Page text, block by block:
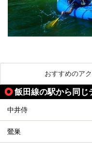
おすすめのア
飯田線の駅から同じ
中井侍
鶯巣